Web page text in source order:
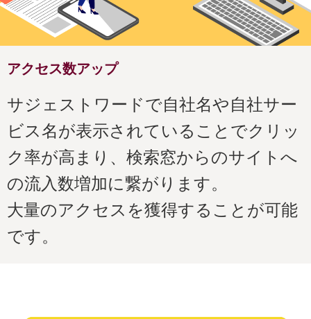
アクセス数アップ
サジェストワードで自社名や自社サー
ビス名が表示されていることでクリッ
ク率が高まり、検索窓からのサイトへ
の流入数増加に繋がります。
大量のアクセスを獲得することが可能
です。